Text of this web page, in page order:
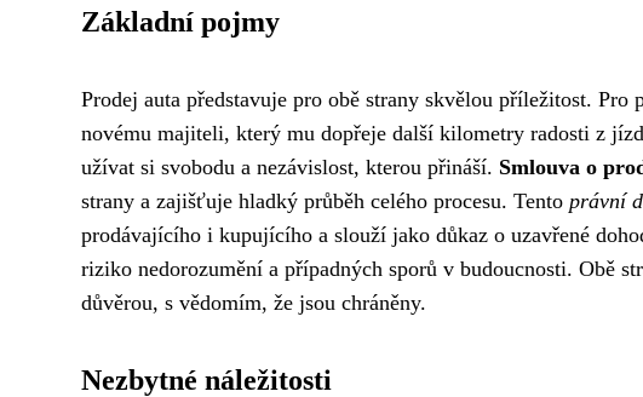
Základní pojmy
Prodej auta představuje pro obě strany skvělou příležitost.
novému majiteli, který mu dopřeje další kilometry radosti z
užívat si svobodu a nezávislost, kterou přináší. Smlouva o
strany a zajišťuje hladký průběh celého procesu. Tento právní
prodávajícího i kupujícího a slouží jako důkaz o uzavřené
riziko nedorozumění a případných sporů v budoucnosti. Obě
důvěrou, s vědomím, že jsou chráněny.
Nezbytné náležitosti